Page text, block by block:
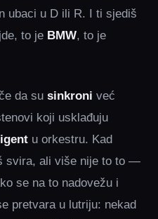
ubaci u D ili R. I ti sjediš
to je BMW, to je
da su sinkroni već
koji usklađuju
u orkestru. Kad
svira, ali više nije to to —
se na to nadovežu i
pretvara u lutriju: nekad